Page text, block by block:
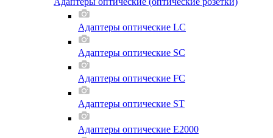
Адаптеры оптические LC
Адаптеры оптические SC
Адаптеры оптические FC
Адаптеры оптические ST
Адаптеры оптические E2000